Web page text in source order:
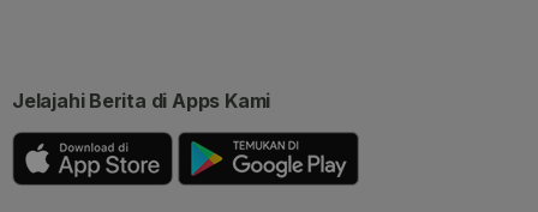
Jelajahi Berita di Apps Kami